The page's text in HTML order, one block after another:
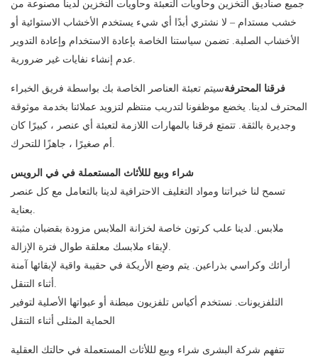
جميع صناديق التخزين وحاويات التعبئة وحاويات التخزين لدينا مصنوعة من
خشب مستدام – لا نشتري أبدًا أي شيء يستخدم الأخشاب الاستوائية أو
الأخشاب الصلبة. تضمن سياستنا الخاصة بإعادة الاستخدام وإعادة التدوير
فرقنا المحترفةسيتم تعبئة العناصر الخاصة بك بواسطة فريق الخبراء
المحترف لدينا. يخضع موظفونا لتدريب منتظم لتزويد عملائنا بخدمة موثوقة
وجديرة بالثقة. تتمتع فرقنا بالمهارات اللازمة لتعبئة أي عنصر ، كبيرًا كان
شراء وبيع لللأثاث المستعملة في في الرويس
تسمح لنا خبراتنا ومواد التغليف الاحترافية لدينا بالتعامل مع كل عنصر
ملابس. لدينا علب كرتون خاصة لخزانة الملابس مزودة بقضبان مثبتة
أرائك وكراسي بذراعين. يتم وضع الأريكة في حقيبة واقية لإبقائها آمنة
التلفزيونات. نستخدم أكياس تلفزيون مبطنة أو عبواتها الأصلية لتوفير
الحماية المثلى أثناء التنقل
تتفهم شركة البشرى شراء وبيع لللأثاث المستعملة في حالتك العقلية